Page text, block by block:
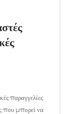
παραγγελίες
που μπορεί να